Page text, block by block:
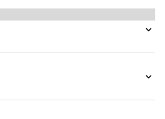
ェックとともに鮮やかなジャカ
施しています。